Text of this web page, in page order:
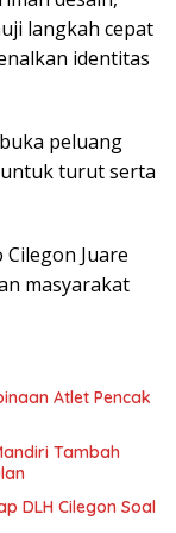
langkah cepat
identitas
peluang
turut serta
Juare
masyarakat
Atlet Pencak
Tambah
DLH Cilegon Soal